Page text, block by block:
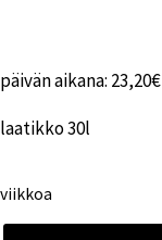
aikana: 23,20€
30l